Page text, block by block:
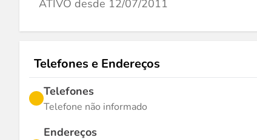
ATIVO desde 12/07/2011
Telefones e Endereços
Telefones
Telefone não informado
Endereços